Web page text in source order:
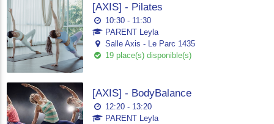
[AXIS] - Pilates
10:30 - 11:30
PARENT Leyla
Salle Axis - Le Parc 1435
19 place(s) disponible(s)
[AXIS] - BodyBalance
12:20 - 13:20
PARENT Leyla